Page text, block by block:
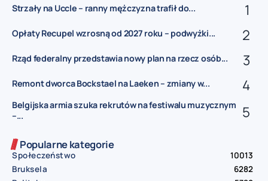
Strzały na Uccle – ranny mężczyzna trafił do...
Opłaty Recupel wzrosną od 2027 roku – podwyżki...
Rząd federalny przedstawia nowy plan na rzecz osób...
Remont dworca Bockstael na Laeken – zmiany w...
Belgijska armia szuka rekrutów na festiwalu muzycznym
–...
Popularne kategorie
Społeczeństwo
10013
Bruksela
6282